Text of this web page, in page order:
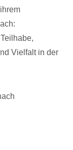
Vielfalt in der